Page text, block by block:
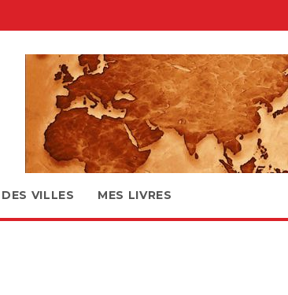
VILLES MES LIVRES